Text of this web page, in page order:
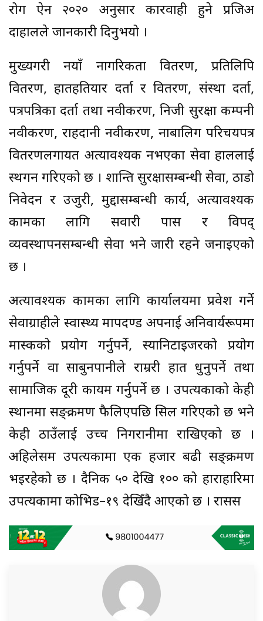
रोग ऐन २०२० अनुसार कारवाही हुने प्रजिअ
दाहालले जानकारी दिनुभयो ।
मुख्यगरी नयाँ नागरिकता वितरण, प्रतिलिपि
वितरण, हातहतियार दर्ता र वितरण, संस्था दर्ता,
पत्रपत्रिका दर्ता तथा नवीकरण, निजी सुरक्षा कम्पनी
नवीकरण, राहदानी नवीकरण, नाबालिग परिचयपत्र
वितरणलगायत अत्यावश्यक नभएका सेवा हाललाई
स्थगन गरिएको छ । शान्ति सुरक्षासम्बन्धी सेवा, ठाडो
निवेदन र उजुरी, मुद्दासम्बन्धी कार्य, अत्यावश्यक
कामका लागि सवारी पास र विपद्
व्यवस्थापनसम्बन्धी सेवा भने जारी रहने जनाइएको
छ ।
अत्यावश्यक कामका लागि कार्यालयमा प्रवेश गर्ने
सेवाग्राहीले स्वास्थ्य मापदण्ड अपनाई अनिवार्यरूपमा
मास्कको प्रयोग गर्नुपर्ने, स्यानिटाइजरको प्रयोग
गर्नुपर्ने वा साबुनपानीले राम्ररी हात धुनुपर्ने तथा
सामाजिक दूरी कायम गर्नुपर्ने छ । उपत्यकाको केही
स्थानमा सङ्क्रमण फैलिएपछि सिल गरिएको छ भने
केही ठाउँलाई उच्च निगरानीमा राखिएको छ ।
अहिलेसम उपत्यकामा एक हजार बढी सङ्क्रमण
भइरहेको छ । दैनिक ५० देखि १०० को हाराहारिमा
उपत्यकामा कोभिड–१९ देखिँदै आएको छ । रासस